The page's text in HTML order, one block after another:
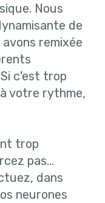
Nous
de
remixée
c'est trop
votre rythme,
trop
pas…
dans
neurones